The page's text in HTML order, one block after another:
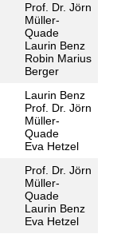
Prof. Dr. Jörn
Müller-
Quade
Laurin Benz
Robin Marius
Berger
Laurin Benz
Prof. Dr. Jörn
Müller-
Quade
Eva Hetzel
Prof. Dr. Jörn
Müller-
Quade
Laurin Benz
Eva Hetzel